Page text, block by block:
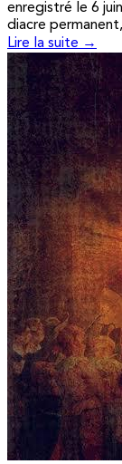
enregistré le 6
diacre
Lire la suite →